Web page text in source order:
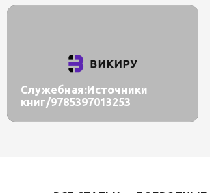
Служебная:Источники
книг/9785397013253